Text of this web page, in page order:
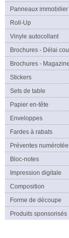
Panneaux immobilier
Roll-Up
Vinyle autocollant
Brochures - Délai
Brochures -
Stickers
Sets de table
Papier en-tête
Enveloppes
Fardes à rabats
Préventes
Bloc-notes
Impression digitale
Composition
Forme de découpe
Produits sponsorisés